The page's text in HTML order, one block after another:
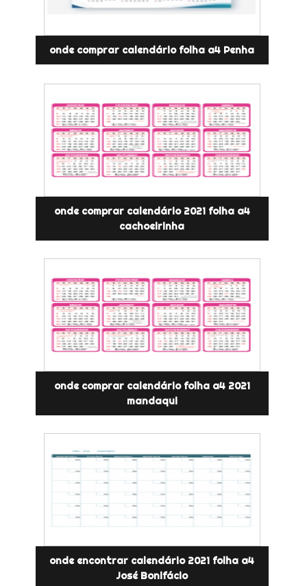
onde comprar calendário folha a4 Penha
onde comprar calendário 2021 folha a4
cachoeirinha
onde comprar calendário folha a4 2021
mandaqui
onde encontrar calendário 2021 folha a4
José Bonifácio